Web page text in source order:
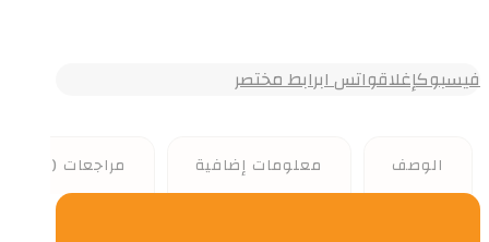
فيسبوكإغلاقواتس ابرابط مختصر
الوصف معلومات إضافية مراجعات (0)